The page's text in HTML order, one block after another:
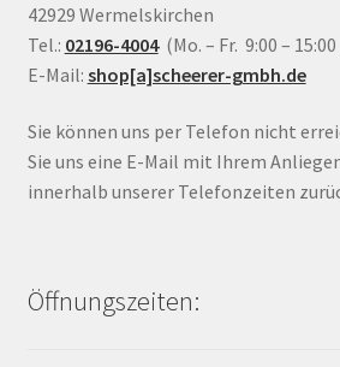
42929 Wermelskirchen
Tel.: 02196-4004(Mo. – Fr. 9:00 –
E-Mail: shop[a]scheerer-gmbh.de
Sie können uns per Telefon nicht
Sie uns eine E-Mail mit Ihrem
innerhalb unserer Telefonzeiten
Öffnungszeiten: